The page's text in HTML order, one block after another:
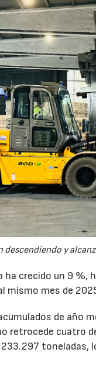
y
ha crecido un 9 %,
mismo mes de
de año
retrocede cuatro
toneladas,